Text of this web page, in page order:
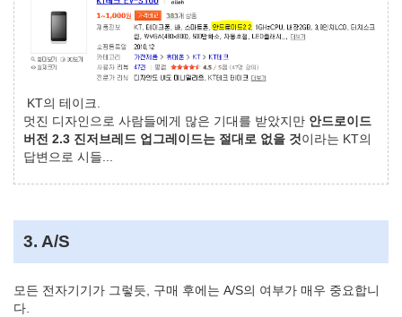
KT의 테이크.
멋진 디자인으로 사람들에게 많은 기대를 받았지만 안드로이드
버전 2.3 진저브레드 업그레이드는 절대로 없을 것이라는 KT의
답변으로 시들...
3. A/S
모든 전자기기가 그렇듯, 구매 후에는 A/S의 여부가 매우 중요합니
다.